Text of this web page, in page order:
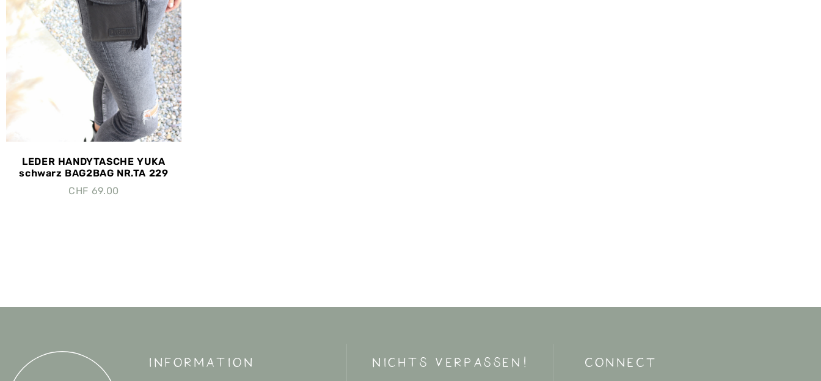
LEDER HANDYTASCHE YUKA
schwarz BAG2BAG NR.TA 229
CHF 69.00
Information nichts verpassen! CONNECT